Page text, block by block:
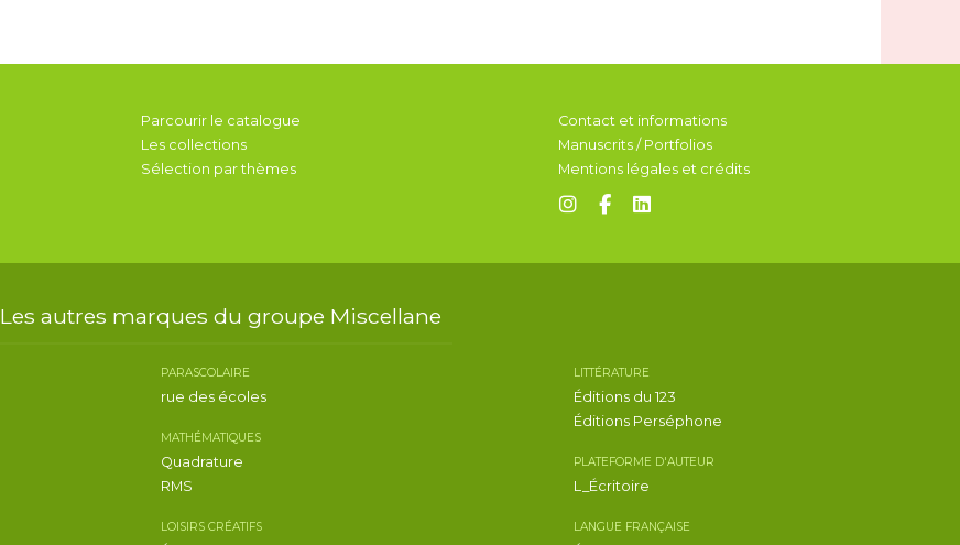
Parcourir le catalogue
Les collections
Sélection par thèmes
Contact et informations
Manuscrits / Portfolios
Mentions légales et crédits
Les autres marques du groupe Miscellane
PARASCOLAIRE
rue des écoles
MATHÉMATIQUES
Quadrature
RMS
LOISIRS CRÉATIFS
LITTÉRATURE
Éditions du 123
Éditions Perséphone
PLATEFORME D'AUTEUR
L_Écritoire
LANGUE FRANÇAISE